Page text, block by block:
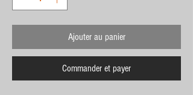
Ajouter au panier
Commander et payer